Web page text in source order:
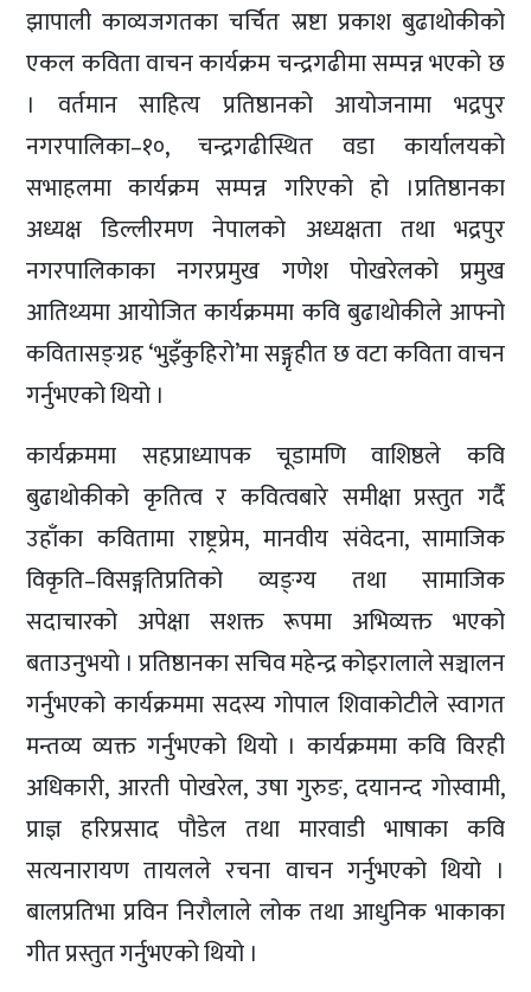
झापाली काव्यजगतका चर्चित स्रष्टा प्रकाश बुढाथोकीको
एकल कविता वाचन कार्यक्रम चन्द्रगढीमा सम्पन्न भएको छ
। वर्तमान साहित्य प्रतिष्ठानको आयोजनामा भद्रपुर
नगरपालिका–१०, चन्द्रगढीस्थित वडा कार्यालयको
सभाहलमा कार्यक्रम सम्पन्न गरिएको हो ।प्रतिष्ठानका
अध्यक्ष डिल्लीरमण नेपालको अध्यक्षता तथा भद्रपुर
नगरपालिकाका नगरप्रमुख गणेश पोखरेलको प्रमुख
आतिथ्यमा आयोजित कार्यक्रममा कवि बुढाथोकीले आफ्नो
कवितासङ्ग्रह ‘भुइँकुहिरो’मा सङ्गृहीत छ वटा कविता वाचन
गर्नुभएको थियो ।
कार्यक्रममा सहप्राध्यापक चूडामणि वाशिष्ठले कवि
बुढाथोकीको कृतित्व र कवित्वबारे समीक्षा प्रस्तुत गर्दै
उहाँका कवितामा राष्ट्रप्रेम, मानवीय संवेदना, सामाजिक
विकृति–विसङ्गतिप्रतिको व्यङ्ग्य तथा सामाजिक
सदाचारको अपेक्षा सशक्त रूपमा अभिव्यक्त भएको
बताउनुभयो । प्रतिष्ठानका सचिव महेन्द्र कोइरालाले सञ्चालन
गर्नुभएको कार्यक्रममा सदस्य गोपाल शिवाकोटीले स्वागत
मन्तव्य व्यक्त गर्नुभएको थियो । कार्यक्रममा कवि विरही
अधिकारी, आरती पोखरेल, उषा गुरुङ, दयानन्द गोस्वामी,
प्राज्ञ हरिप्रसाद पौडेल तथा मारवाडी भाषाका कवि
सत्यनारायण तायलले रचना वाचन गर्नुभएको थियो ।
बालप्रतिभा प्रविन निरौलाले लोक तथा आधुनिक भाकाका
गीत प्रस्तुत गर्नुभएको थियो ।